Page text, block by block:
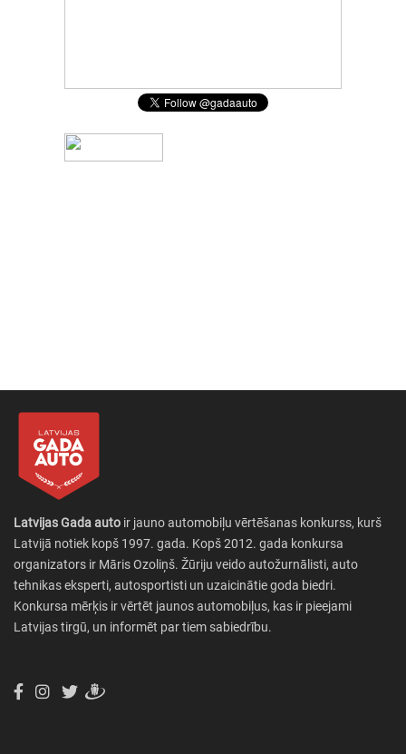
Latvijas Gada auto ir jauno automobiļu vērtēšanas konkurss, kurš
Latvijā notiek kopš 1997. gada. Kopš 2012. gada konkursa
organizators ir Māris Ozoliņš. Žūriju veido autožurnālisti, auto
tehnikas eksperti, autosportisti un uzaicinātie goda biedri.
Konkursa mērķis ir vērtēt jaunos automobiļus, kas ir pieejami
Latvijas tirgū, un informēt par tiem sabiedrību.